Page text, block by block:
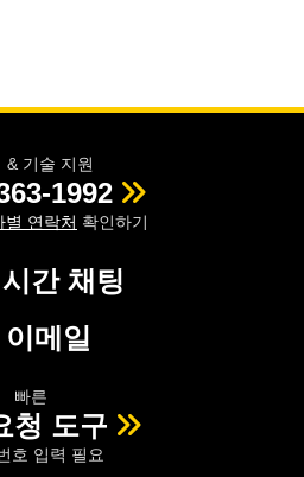
& 기술 지원
1992
별 연락처 확인하기
간 채팅
이메일
빠른
청 도구
호 입력 필요